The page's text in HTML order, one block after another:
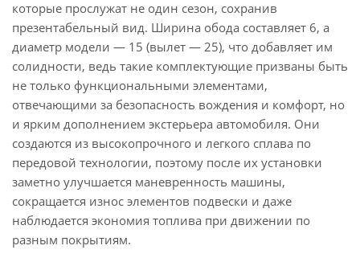
которые прослужат не один сезон, сохранив
презентабельный вид. Ширина обода составляет 6, а
диаметр модели — 15 (вылет — 25), что добавляет им
солидности, ведь такие комплектующие призваны быть
не только функциональными элементами,
отвечающими за безопасность вождения и комфорт, но
и ярким дополнением экстерьера автомобиля. Они
создаются из высокопрочного и легкого сплава по
передовой технологии, поэтому после их установки
заметно улучшается маневренность машины,
сокращается износ элементов подвески и даже
наблюдается экономия топлива при движении по
разным покрытиям.